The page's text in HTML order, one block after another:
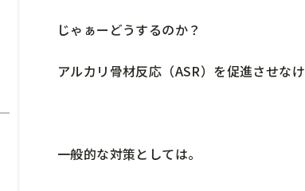
じゃぁーどうするのか？
アルカリ骨材反応（ASR）を促進させな
一般的な対策としては。